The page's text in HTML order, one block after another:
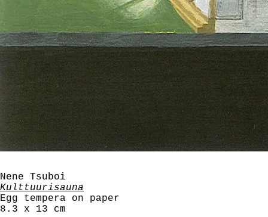
Nene Tsuboi
Kulttuurisauna
Egg tempera on paper
8.3 x 13 cm